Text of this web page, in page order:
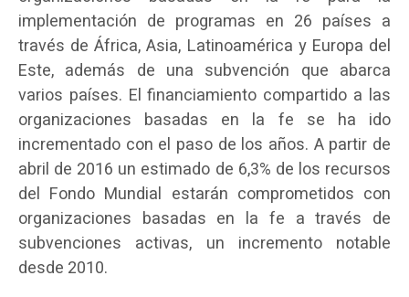
implementación de programas en 26 países a
través de África, Asia, Latinoamérica y Europa del
Este, además de una subvención que abarca
varios países. El financiamiento compartido a las
organizaciones basadas en la fe se ha ido
incrementado con el paso de los años. A partir de
abril de 2016 un estimado de 6,3% de los recursos
del Fondo Mundial estarán comprometidos con
organizaciones basadas en la fe a través de
subvenciones activas, un incremento notable
desde 2010.